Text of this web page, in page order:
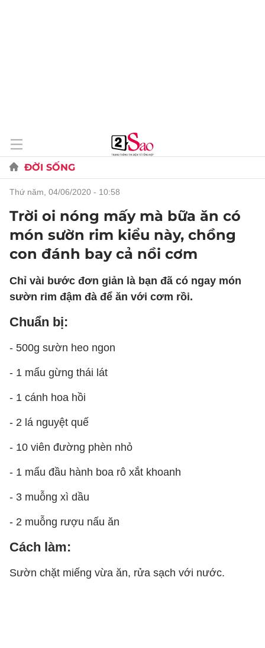
ĐỜI SỐNG
thứ năm, 04/06/2020 - 10:58
Trời oi nóng mấy mà bữa ăn có
món sườn rim kiểu này, chồng
con đánh bay cả nồi cơm
Chỉ vài bước đơn giản là bạn đã có ngay món
sườn rim đậm đà để ăn với cơm rồi.
Chuẩn bị:
- 500g sườn heo ngon
- 1 mẩu gừng thái lát
- 1 cánh hoa hồi
- 2 lá nguyệt quế
- 10 viên đường phèn nhỏ
- 1 mẩu đầu hành boa rô xắt khoanh
- 3 muỗng xì dầu
- 2 muỗng rượu nấu ăn
Cách làm:
Sườn chặt miếng vừa ăn, rửa sạch với nước.